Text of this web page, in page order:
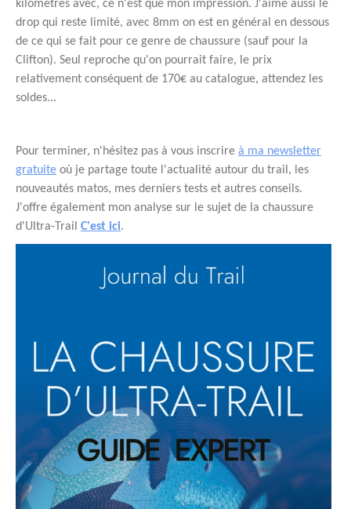
kilomètres avec, ce n'est que mon impression. J'aime aussi le
drop qui reste limité, avec 8mm on est en général en dessous
de ce qui se fait pour ce genre de chaussure (sauf pour la
Clifton). Seul reproche qu'on pourrait faire, le prix
relativement conséquent de 170€ au catalogue, attendez les
soldes...
Pour terminer, n'hésitez pas à vous inscrire à ma newsletter
gratuite où je partage toute l'actualité autour du trail, les
nouveautés matos, mes derniers tests et autres conseils.
J'offre également mon analyse sur le sujet de la chaussure
d'Ultra-Trail C'est ici.